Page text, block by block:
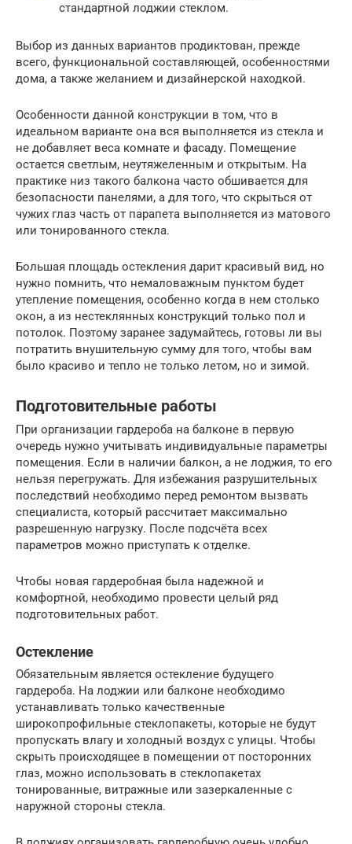
стандартной лоджии стеклом.
Выбор из данных вариантов продиктован, прежде
всего, функциональной составляющей, особенностями
дома, а также желанием и дизайнерской находкой.
Особенности данной конструкции в том, что в
идеальном варианте она вся выполняется из стекла и
не добавляет веса комнате и фасаду. Помещение
остается светлым, неутяжеленным и открытым. На
практике низ такого балкона часто обшивается для
безопасности панелями, а для того, что скрыться от
чужих глаз часть от парапета выполняется из матового
или тонированного стекла.
Большая площадь остекления дарит красивый вид, но
нужно помнить, что немаловажным пунктом будет
утепление помещения, особенно когда в нем столько
окон, а из нестеклянных конструкций только пол и
потолок. Поэтому заранее задумайтесь, готовы ли вы
потратить внушительную сумму для того, чтобы вам
было красиво и тепло не только летом, но и зимой.
Подготовительные работы
При организации гардероба на балконе в первую
очередь нужно учитывать индивидуальные параметры
помещения. Если в наличии балкон, а не лоджия, то его
нельзя перегружать. Для избежания разрушительных
последствий необходимо перед ремонтом вызвать
специалиста, который рассчитает максимально
разрешенную нагрузку. После подсчёта всех
параметров можно приступать к отделке.
Чтобы новая гардеробная была надежной и
комфортной, необходимо провести целый ряд
подготовительных работ.
Остекление
Обязательным является остекление будущего
гардероба. На лоджии или балконе необходимо
устанавливать только качественные
широкопрофильные стеклопакеты, которые не будут
пропускать влагу и холодный воздух с улицы. Чтобы
скрыть происходящее в помещении от посторонних
глаз, можно использовать в стеклопакетах
тонированные, витражные или зазеркаленные с
наружной стороны стекла.